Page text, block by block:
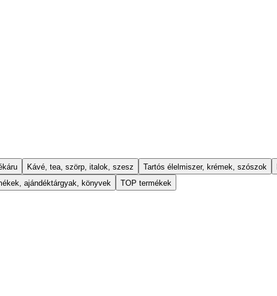
Kávé, tea, szörp, italok, szesz Tartós élelmiszer, krémek, szószok
ajándéktárgyak, könyvek TOP termékek